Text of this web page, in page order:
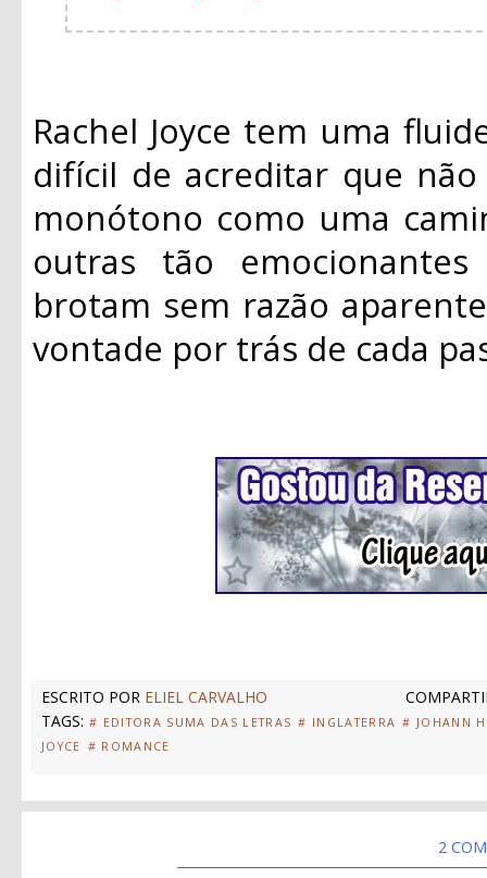
Rachel Joyce tem uma
difícil de acreditar que
monótono como uma
outras tão
brotam sem razão
vontade por trás de cada
ESCRITO POR ELIEL CARVALHO
TAGS: # EDITORA SUMA DAS LETRAS # INGLATERRA # JOHANN
JOYCE # ROMANCE
2